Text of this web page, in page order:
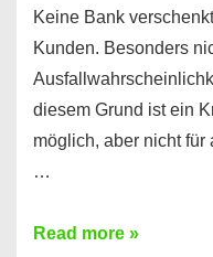
Keine Bank
Kunden. Besonders
diesem Grund ist ein
möglich, aber nicht für
…
Ist
Read more »